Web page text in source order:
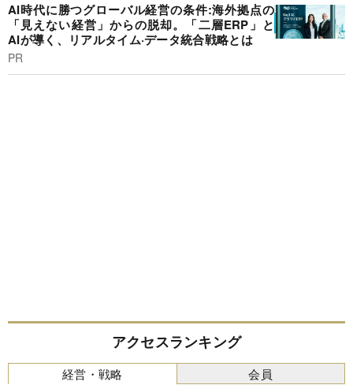
AI時代に勝つグローバル経営の条件:海外拠点の
「見えない経営」からの脱却。「二層ERP」と
AIが導く、リアルタイム·データ統合戦略とは
PR
アクセスランキング
経営・戦略 会員